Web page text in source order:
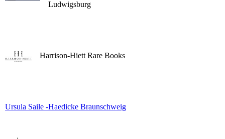
Ludwigsburg
Harrison-Hiett Rare Books
Ursula Saile -Haedicke Braunschweig